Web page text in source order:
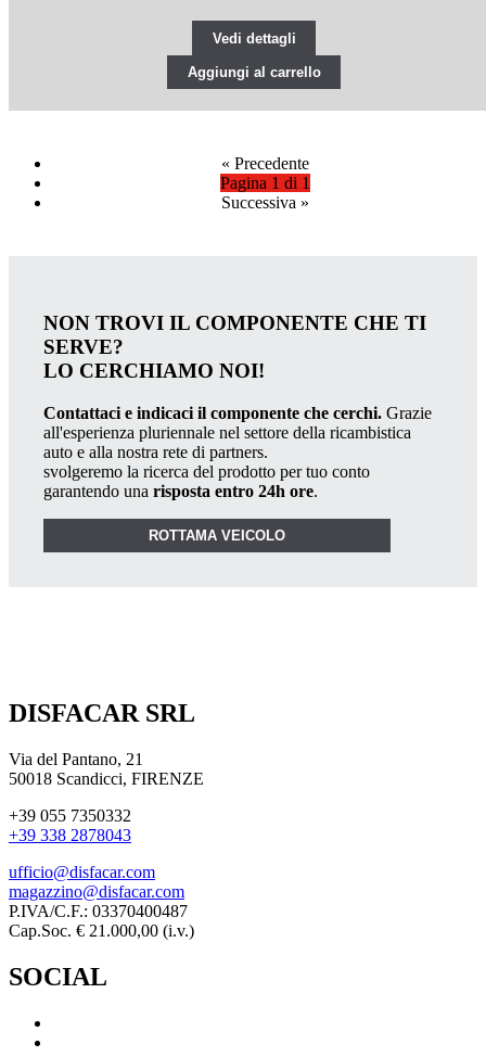
Vedi dettagli
Aggiungi al carrello
« Precedente
Pagina 1 di 1
Successiva »
NON TROVI IL COMPONENTE CHE TI
SERVE?
LO CERCHIAMO NOI!
Contattaci e indicaci il componente che cerchi. Grazie
all'esperienza pluriennale nel settore della ricambistica
auto e alla nostra rete di partners.
svolgeremo la ricerca del prodotto per tuo conto
garantendo una risposta entro 24h ore.
ROTTAMA VEICOLO
DISFACAR SRL
Via del Pantano, 21
50018 Scandicci, FIRENZE
+39 055 7350332
+39 338 2878043
ufficio@disfacar.com
magazzino@disfacar.com
P.IVA/C.F.: 03370400487
Cap.Soc. € 21.000,00 (i.v.)
SOCIAL